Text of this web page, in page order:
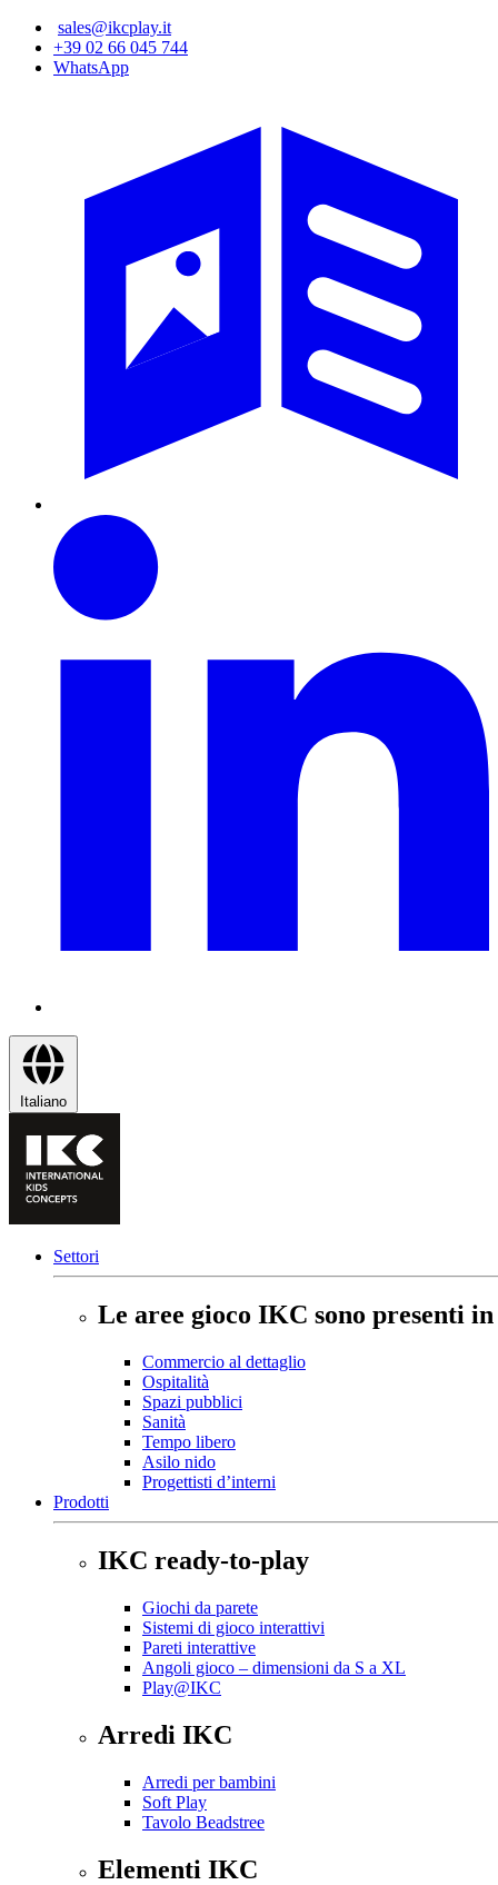
Salta
contenuto
sales@ikcplay.it
+39 02 66 045 744
WhatsApp
Italiano
Settori
Le aree gioco IKC sono presenti
Commercio al dettaglio
Ospitalità
Spazi pubblici
Sanità
Tempo libero
Asilo nido
Progettisti d’interni
Prodotti
IKC ready-to-play
Giochi da parete
Sistemi di gioco interattivi
Pareti interattive
Angoli gioco – dimensioni da S a XL
Play@IKC
Arredi IKC
Arredi per bambini
Soft Play
Tavolo Beadstree
Elementi IKC